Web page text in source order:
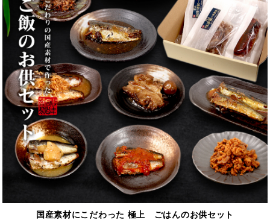
国産素材にこだわった 極上 ごはんのお供セット